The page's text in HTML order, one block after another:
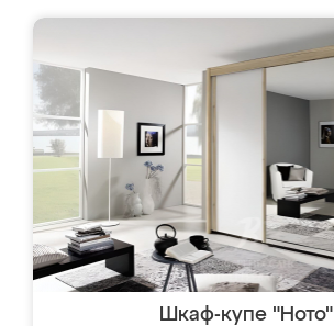
Шкаф-купе "Ното"